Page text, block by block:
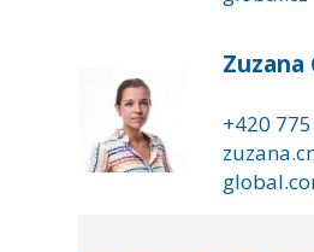
Zuzana
+420